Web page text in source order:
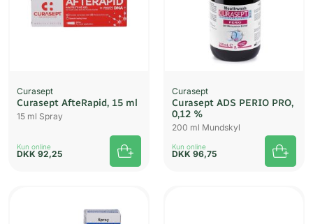
Curasept
Curasept AfteRapid, 15 ml
15 ml Spray
Kun online
DKK 92,25
Curasept
Curasept ADS PERIO PRO,
0,12 %
200 ml Mundskyl
Kun online
DKK 96,75